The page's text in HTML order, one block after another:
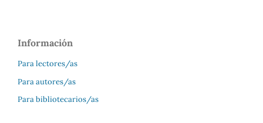
Información
Para lectores/as
Para autores/as
Para bibliotecarios/as